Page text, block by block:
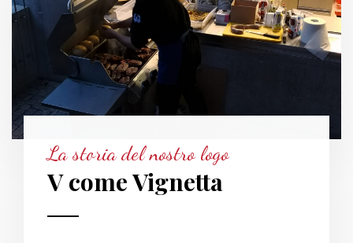
La storia del nostro logo
V come Vignetta